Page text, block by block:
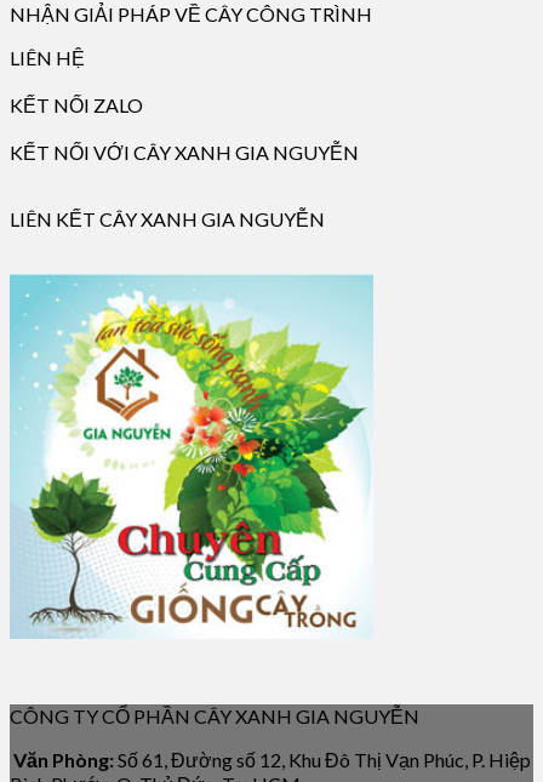
NHẬN GIẢI PHÁP VỀ CÂY CÔNG TRÌNH
LIÊN HỆ
KẾT NỐI ZALO
KẾT NỐI VỚI CÂY XANH GIA NGUYỄN
LIÊN KẾT CÂY XANH GIA NGUYỄN
CÔNG TY CỔ PHẦN CÂY XANH GIA NGUYỄN
Văn Phòng: Số 61, Đường số 12, Khu Đô Thị Vạn Phúc, P. Hiệp